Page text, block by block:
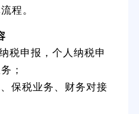
程。
税申报，个人纳税申
；
保税业务、财务对接